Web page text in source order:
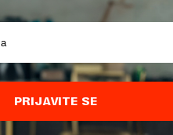
je novac,
ga za
PRIJAVITE SE